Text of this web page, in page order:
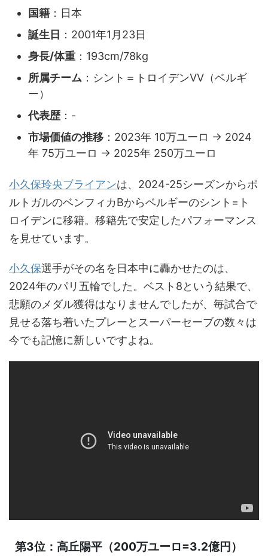
国籍 ：日本
誕生日 ：2001年1月23日
身長/体重 ：193cm/78kg
所属チーム ：シント＝トロイデンVV（ベルギ
ー）
代表歴 ：-
市場価値の推移 ：2023年 10万ユーロ → 2024
年 75万ユーロ → 2025年 250万ユーロ
小久保玲央ブライアンは、2024-25シーズンからポ
ルトガルのベンフィカBからベルギーのシント=ト
ロイデンに移籍。移籍先で安定したパフォーマンス
を見せています。
小久保選手がその名を日本中に轟かせたのは、
2024年のパリ五輪でした。ベスト8という結果で、
悲願のメダル獲得はなりませんでしたが、毎試合で
見せる落ち着いたプレーとスーパーセーブの数々は
今でも記憶に新しいですよね。
第3位：高丘陽平（200万ユーロ=3.2億円）